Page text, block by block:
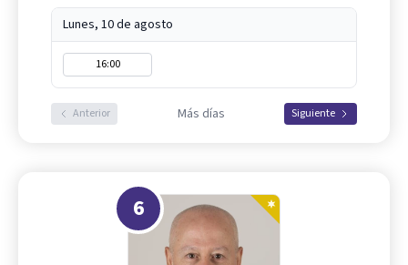
Lunes, 10 de agosto
16:00
Anterior Más días Siguiente
6